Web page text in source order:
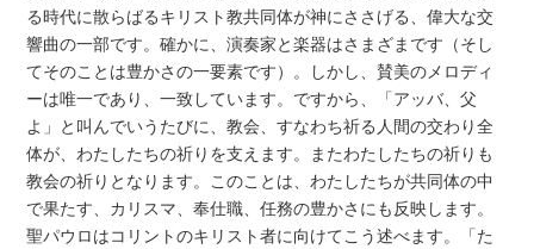
る時代に散らばるキリスト教共同体が神にささげる、偉大な交
響曲の一部です。確かに、演奏家と楽器はさまざまです（そし
てそのことは豊かさの一要素です）。しかし、賛美のメロディ
ーは唯一であり、一致しています。ですから、「アッバ、父
よ」と叫んでいうたびに、教会、すなわち祈る人間の交わり全
体が、わたしたちの祈りを支えます。またわたしたちの祈りも
教会の祈りとなります。このことは、わたしたちが共同体の中
で果たす、カリスマ、奉仕職、任務の豊かさにも反映します。
聖パウロはコリントのキリスト者に向けてこう述べます。「た